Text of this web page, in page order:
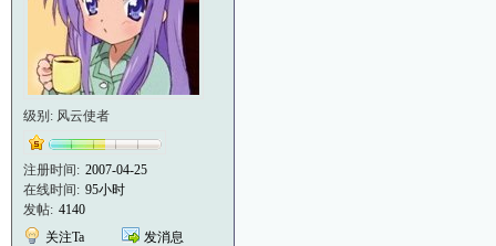
级别: 风云使者
注册时间: 2007-04-25
在线时间: 95小时
发帖: 4140
关注Ta
发消息